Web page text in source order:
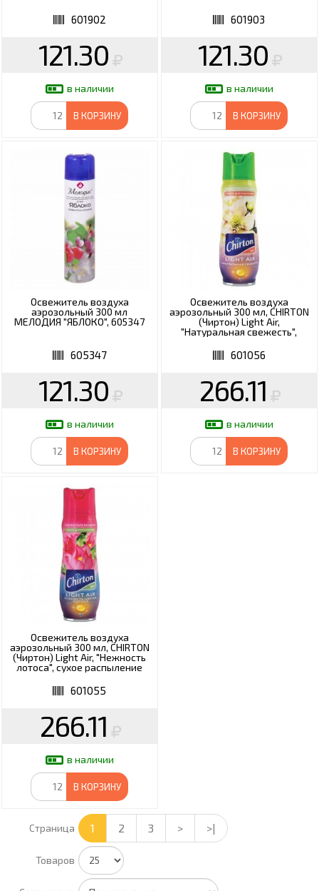
601902
121.30
в наличии
В КОРЗИНУ
601903
121.30
в наличии
В КОРЗИНУ
Освежитель воздуха
аэрозольный 300 мл
МЕЛОДИЯ "ЯБЛОКО", 605347
605347
121.30
в наличии
В КОРЗИНУ
Освежитель воздуха
аэрозольный 300 мл, CHIRTON
(Чиртон) Light Air,
"Натуральная свежесть",
601056
266.11
в наличии
В КОРЗИНУ
Освежитель воздуха
аэрозольный 300 мл, CHIRTON
(Чиртон) Light Air, "Нежность
лотоса", сухое распыление
601055
266.11
в наличии
В КОРЗИНУ
Страница 1 2 3 > >|
Товаров